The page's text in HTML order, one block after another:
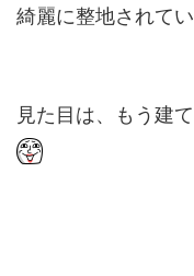
綺麗に整地されて
見た目は、もう建